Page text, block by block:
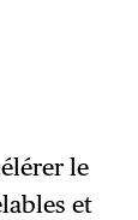
le
et